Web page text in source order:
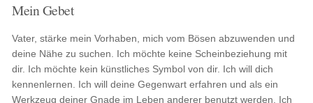
Mein Gebet
Vater, stärke mein Vorhaben, mich vom Bösen abzuwenden und
deine Nähe zu suchen. Ich möchte keine Scheinbeziehung mit
dir. Ich möchte kein künstliches Symbol von dir. Ich will dich
kennenlernen. Ich will deine Gegenwart erfahren und als ein
Werkzeug deiner Gnade im Leben anderer benutzt werden. Ich